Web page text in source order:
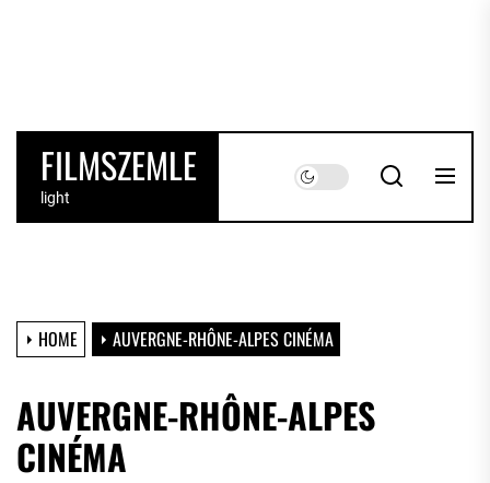
FILMSZEMLE
light
HOME AUVERGNE-RHÔNE-ALPES CINÉMA
AUVERGNE-RHÔNE-ALPES
CINÉMA